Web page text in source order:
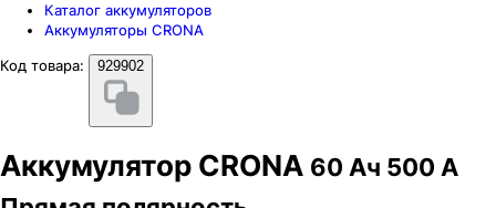
Каталог аккумуляторов
Аккумуляторы CRONA
Код товара:
929902
Аккумулятор CRONA 60 Ач 500 А